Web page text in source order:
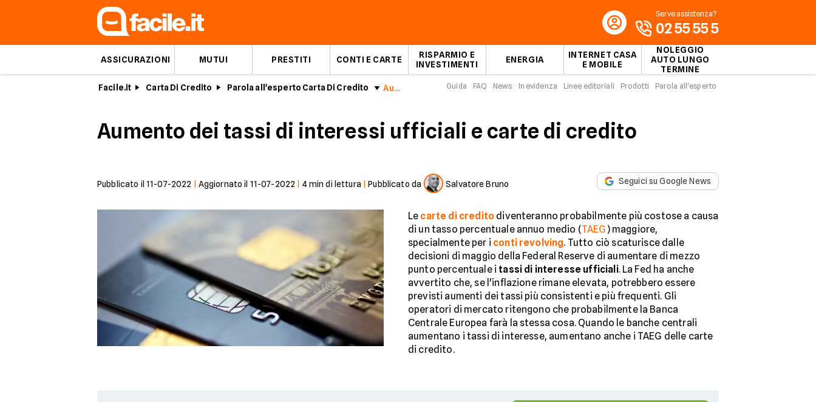
ASSICURAZIONI MUTUI PRESTITI CONTI E CARTE
RISPARMIO E
INVESTIMENTI
ENERGIA
INTERNET CASA
E MOBILE
NOLEGGIO
AUTO LUNGO
TERMINE
Serve assistenza?
02 55 55 5
Facile.it Carta Di Credito Parola all'esperto Carta Di Credito Aumento dei tassi di interessi ufficiali e carte di credito Guida FAQ News In evidenza Linee editoriali Prodotti Parola all'esperto
Aumento dei tassi di interessi ufficiali e carte di credito
Pubblicato il 11-07-2022 Aggiornato il 11-07-2022 4min di lettura |Pubblicato da Salvatore Bruno Seguici su Google News
Le carte di credito diventeranno probabilmente più costose a causa
di un tasso percentuale annuo medio (TAEG) maggiore,
specialmente per i conti revolving. Tutto ciò scaturisce dalle
decisioni di maggio della Federal Reserve di aumentare di mezzo
punto percentuale i tassi di interesse ufficiali. La Fed ha anche
avvertito che, se l'inflazione rimane elevata, potrebbero essere
previsti aumenti dei tassi più consistenti e più frequenti. Gli
operatori di mercato ritengono che probabilmente la Banca
Centrale Europea farà la stessa cosa. Quando le banche centrali
aumentano i tassi di interesse, aumentano anche i TAEG delle carte
di credito.